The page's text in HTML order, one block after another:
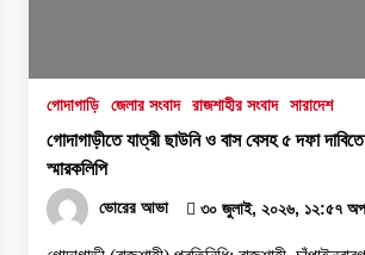
গোদাগাড়ি জেলার সংবাদ রাজশাহীর সংবাদ সারাদেশ
গোদাগাড়ীতে যাত্রী ছাউনি ও বাস বেসহ ৫ দফা
স্মারকলিপি
ভোরের আভা ৩০ জুলাই, ২০২৬, ১২:৫৭